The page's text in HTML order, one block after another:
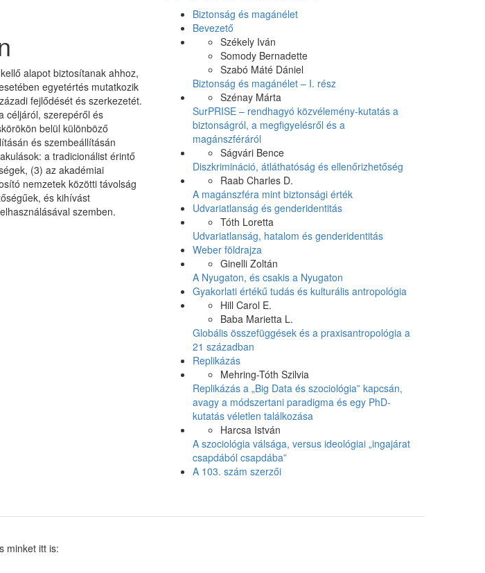
alapot biztosítanak ahhoz,
egyetértés mutatkozik
fejlődését és szerkezetét.
céljáról, szerepéről és
belül különböző
és szembeállításán
a tradicionálist érintő
(3) az akadémiai
nemzetek közötti távolság
és kihívást
szemben.
Biztonság és magánélet
Bevezető
Székely Iván
Somody Bernadette
Szabó Máté Dániel
Biztonság és magánélet – I. rész
Szénay Márta
SurPRISE – rendhagyó közvélemény-kutatás a
biztonságról, a megfigyelésről és a
magánszféráról
Ságvári Bence
Diszkrimináció, átláthatóság és ellenőrizhetőség
Raab Charles D.
A magánszféra mint biztonsági érték
Udvariatlanság és genderidentitás
Tóth Loretta
Udvariatlanság, hatalom és genderidentitás
Weber földrajza
Ginelli Zoltán
A Nyugaton, és csakis a Nyugaton
Gyakorlati értékű tudás és kulturális antropológia
Hill Carol E.
Baba Marietta L.
Globális összefüggések és a praxisantropológia a
21 században
Replikázás
Mehring-Tóth Szilvia
Replikázás a „Big Data és szociológia” kapcsán,
avagy a módszertani paradigma és egy PhD-
kutatás véletlen találkozása
Harcsa István
A szociológia válsága, versus ideológiai „ingajárat
csapdából csapdába”
A 103. szám szerzői
minket itt is: